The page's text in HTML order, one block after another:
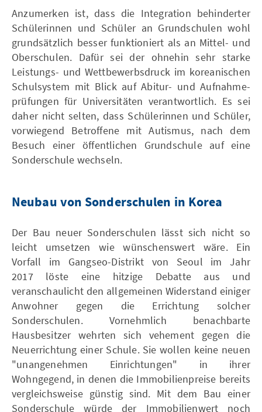
Anzumerken ist, dass die Integration behinderter
Schülerinnen und Schüler an Grundschulen wohl
grundsätzlich besser funktioniert als an Mittel- und
Oberschulen. Dafür sei der ohnehin sehr starke
Leistungs- und Wettbewerbsdruck im koreanischen
Schulsystem mit Blick auf Abitur- und Aufnahme-
prüfungen für Universitäten verantwortlich. Es sei
daher nicht selten, dass Schülerinnen und Schüler,
vorwiegend Betroffene mit Autismus, nach dem
Besuch einer öffentlichen Grundschule auf eine
Sonderschule wechseln.
Neubau von Sonderschulen in Korea
Der Bau neuer Sonderschulen lässt sich nicht so
leicht umsetzen wie wünschenswert wäre. Ein
Vorfall im Gangseo-Distrikt von Seoul im Jahr
2017 löste eine hitzige Debatte aus und
veranschaulicht den allgemeinen Widerstand einiger
Anwohner gegen die Errichtung solcher
Sonderschulen. Vornehmlich benachbarte
Hausbesitzer wehrten sich vehement gegen die
Neuerrichtung einer Schule. Sie wollen keine neuen
"unangenehmen Einrichtungen" in ihrer
Wohngegend, in denen die Immobilienpreise bereits
vergleichsweise günstig sind. Mit dem Bau einer
Sonderschule würde der Immobilienwert noch